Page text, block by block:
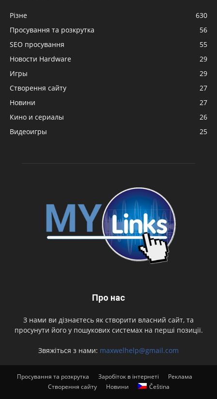
Різне
630
Просування та розкрутка
56
SEO просування
55
Новости Hardware
29
Игры
29
Створення сайту
27
Новини
27
Кино и сериалы
26
Видеоигры
25
Про нас
З нами ви дізнаєтесь як створити власний сайт, та
просунути його у пошукових системах на перші позиції.
Звяжіться з нами: maxwelhelp@gmail.com
Просування та розкрутка Заробіток в інтернеті
Реклама
Створення сайту
Новини Čeština